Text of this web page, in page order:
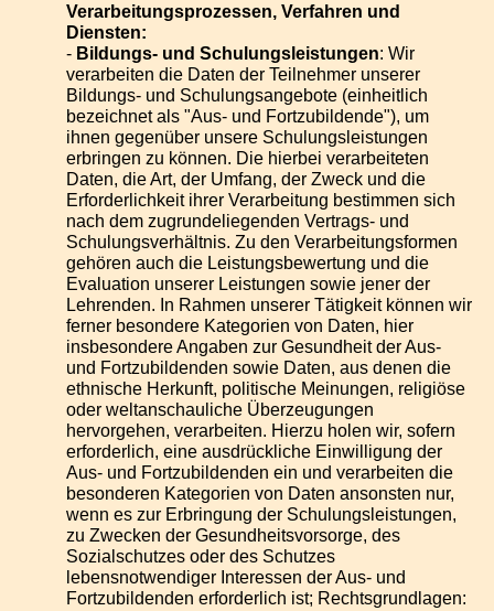
Verarbeitungsprozessen, Verfahren und
Diensten:
- Bildungs- und Schulungsleistungen: Wir
verarbeiten die Daten der Teilnehmer unserer
Bildungs- und Schulungsangebote (einheitlich
bezeichnet als "Aus- und Fortzubildende"), um
ihnen gegenüber unsere Schulungsleistungen
erbringen zu können. Die hierbei verarbeiteten
Daten, die Art, der Umfang, der Zweck und die
Erforderlichkeit ihrer Verarbeitung bestimmen sich
nach dem zugrundeliegenden Vertrags- und
Schulungsverhältnis. Zu den Verarbeitungsformen
gehören auch die Leistungsbewertung und die
Evaluation unserer Leistungen sowie jener der
Lehrenden. In Rahmen unserer Tätigkeit können wir
ferner besondere Kategorien von Daten, hier
insbesondere Angaben zur Gesundheit der Aus-
und Fortzubildenden sowie Daten, aus denen die
ethnische Herkunft, politische Meinungen, religiöse
oder weltanschauliche Überzeugungen
hervorgehen, verarbeiten. Hierzu holen wir, sofern
erforderlich, eine ausdrückliche Einwilligung der
Aus- und Fortzubildenden ein und verarbeiten die
besonderen Kategorien von Daten ansonsten nur,
wenn es zur Erbringung der Schulungsleistungen,
zu Zwecken der Gesundheitsvorsorge, des
Sozialschutzes oder des Schutzes
lebensnotwendiger Interessen der Aus- und
Fortzubildenden erforderlich ist; Rechtsgrundlagen: